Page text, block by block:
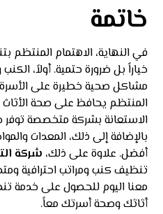
خاتمة
في النهاية، الاهتمام المنتظم
خياراً بل ضرورة حتمية. أولاً،
مشاكل صحية خطيرة على الأسرة.
المنتظم يحافظ على صحة
الاستعانة بشركة متخصصة توفر
بالإضافة إلى ذلك، المعدات
أفضل. علاوة على ذلك، شركة
تنظيف كنب ومراتب احترافية
معنا اليوم للحصول على
أثاثك وصحة أسرتك معاً.